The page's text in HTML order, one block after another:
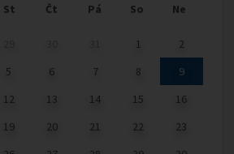
St Čt Pá So Ne
1
2
5 6 7 8
9
12 13 14 15
16
19 20 21 22
23